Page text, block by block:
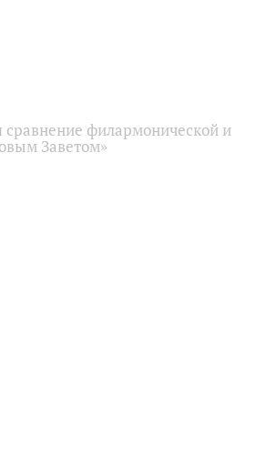
сравнение филармонической и
Заветом»